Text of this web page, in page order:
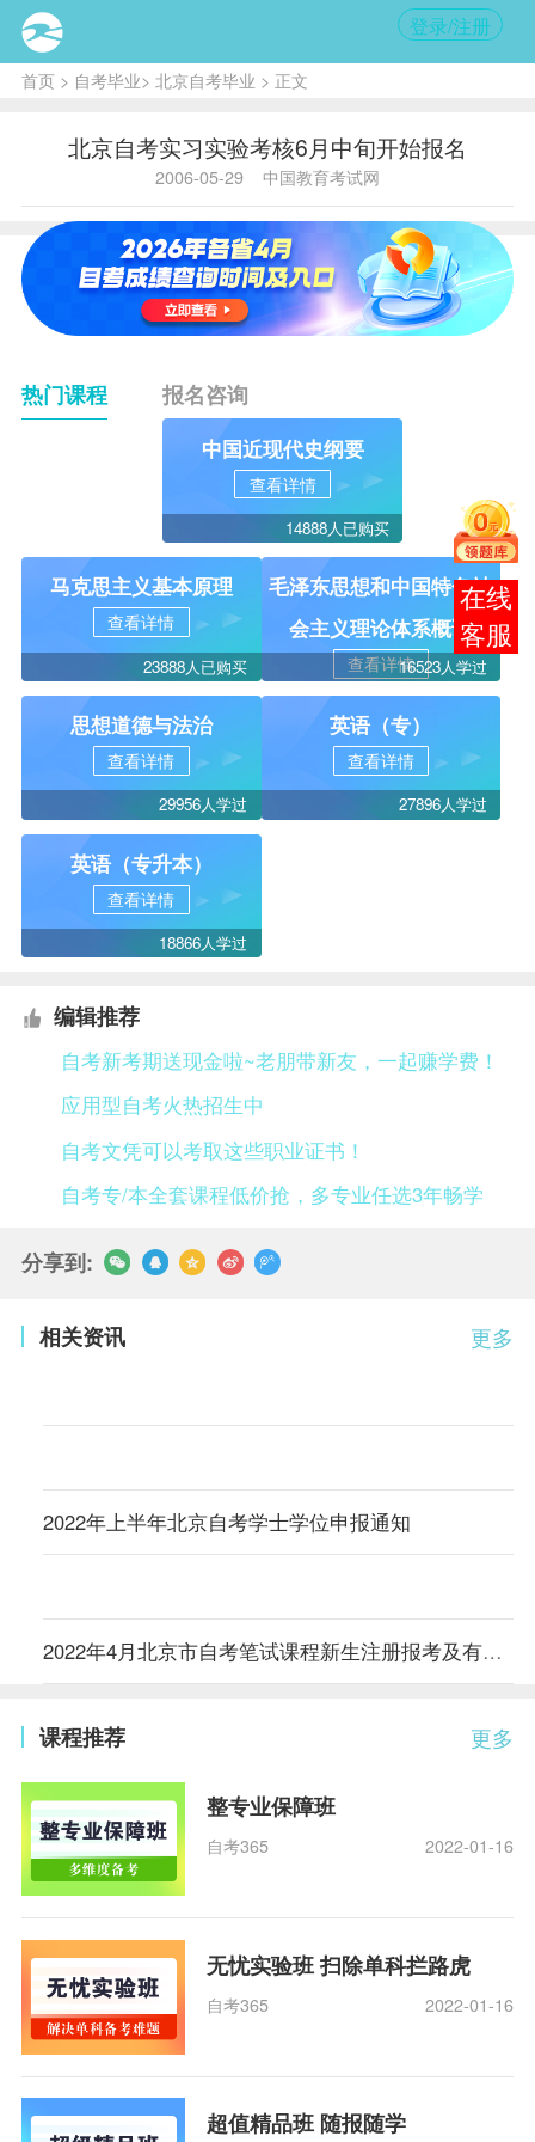
登录/注册
首页> 自考毕业> 北京自考毕业 > 正文
北京自考实习实验考核6月中旬开始报名
2006-05-29 中国教育考试网
热门课程 报名咨询
中国近现代史纲要
查看详情
14888人已购买
马克思主义基本原理
查看详情
23888人已购买
毛泽东思想和中国特色社
会主义理论体系概论
查看详情16523人学过
思想道德与法治
查看详情
29956人学过
英语（专）
查看详情
27896人学过
英语（专升本）
查看详情
18866人学过
编辑推荐
自考新考期送现金啦~老朋带新友，一起赚学费！
应用型自考火热招生中
自考文凭可以考取这些职业证书！
自考专/本全套课程低价抢，多专业任选3年畅学
分享到:
更多
相关资讯
2022年上半年北京自考学士学位申报通知
2022年4月北京市自考笔试课程新生注册报考及有关事项通知
更多
课程推荐
整专业保障班
自考365 2022-01-16
无忧实验班 扫除单科拦路虎
自考365 2022-01-16
超值精品班 随报随学
在线
客服